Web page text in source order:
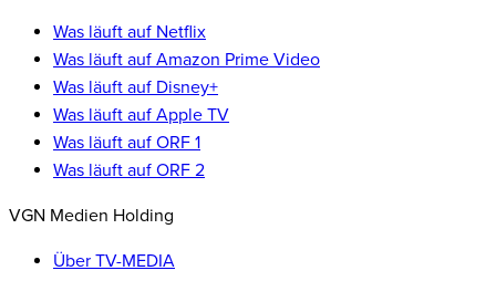
Was läuft auf Netflix
Was läuft auf Amazon Prime Video
Was läuft auf Disney+
Was läuft auf Apple TV
Was läuft auf ORF 1
Was läuft auf ORF 2
VGN Medien Holding
Über TV-MEDIA